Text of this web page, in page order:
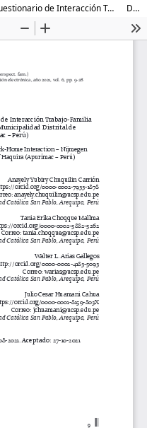
Análisis psicométrico del Cuestionario de Interacción Trabajo-Familia (SWING) en trabajadores de una Municipalidad Distrital de Haquira (Apurímac – Perú) Descargar